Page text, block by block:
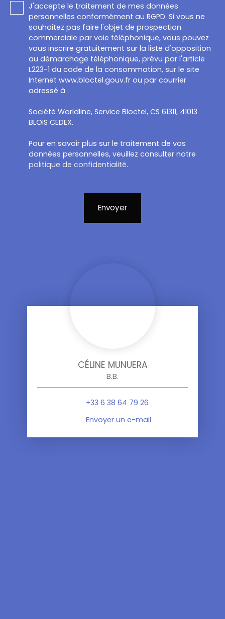
J'accepte le traitement de mes données
personnelles conformément au RGPD. Si vous ne
souhaitez pas faire l'objet de prospection
commerciale par voie téléphonique, vous pouvez
vous inscrire gratuitement sur la liste d'opposition
au démarchage téléphonique, prévu par l'article
L223-1 du code de la consommation, sur le site
Internet www.bloctel.gouv.fr ou par courrier
adressé à :
Société Worldline, Service Bloctel, CS 61311, 41013
BLOIS CEDEX.
Pour en savoir plus sur le traitement de vos
données personnelles, veuillez consulter notre
politique de confidentialité.
Envoyer
CÉLINE MUNUERA
B.B.
+33 6 38 64 79 26
Envoyer un e-mail